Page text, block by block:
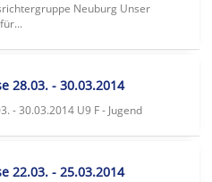
Neuburg Unser
28.03. - 30.03.2014
- 30.03.2014 U9 F - Jugend
22.03. - 25.03.2014